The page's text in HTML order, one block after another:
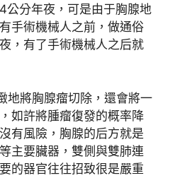
公分年夜，可是由于胸腺地
手術機械人之前，做通俗
，有了手術機械人之后就
地將胸腺瘤切除，還會將一
如許將腫瘤復發的概率降
有風險，胸腺的后方就是
主要臟器，雙側與雙肺連
的器官往往招致很是嚴重